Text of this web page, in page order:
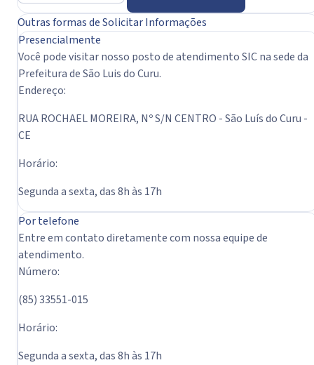
Outras formas de Solicitar Informações
Presencialmente
Você pode visitar nosso posto de atendimento SIC na sede da
Prefeitura de São Luis do Curu.
Endereço:
RUA ROCHAEL MOREIRA, Nº S/N CENTRO - São Luís do Curu -
CE
Horário:
Segunda a sexta, das 8h às 17h
Por telefone
Entre em contato diretamente com nossa equipe de
atendimento.
Número:
(85) 33551-015
Horário:
Segunda a sexta, das 8h às 17h